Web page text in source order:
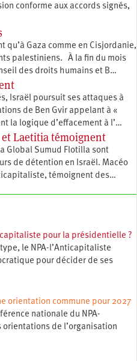
conforme aux accords signés,
qu’à Gaza comme en Cisjordanie,
palestiniens. À la fin du mois
des droits humains et B…
Israël poursuit ses attaques à
de Ben Gvir appelant à «
la logique d’effacement à l’…
et Laetitia témoignent
Global Sumud Flotilla sont
de détention en Israël. Macéo
témoignent des…
pour la présidentielle ?
le NPA-l’Anticapitaliste
pour décider de ses
orientation commune pour 2027
nationale du NPA-
de l’organisation